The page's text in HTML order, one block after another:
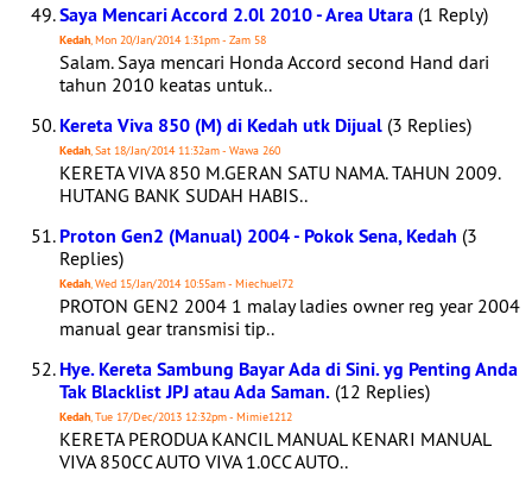
Saya Mencari Accord 2.0l 2010 - Area Utara (1 Reply)
Kedah, Mon 20/Jan/2014 1:31pm - Zam 58
Salam. Saya mencari Honda Accord second Hand dari
tahun 2010 keatas untuk..
Kereta Viva 850 (M) di Kedah utk Dijual (3 Replies)
Kedah, Sat 18/Jan/2014 11:32am - Wawa 260
KERETA VIVA 850 M.GERAN SATU NAMA. TAHUN 2009.
HUTANG BANK SUDAH HABIS..
Proton Gen2 (Manual) 2004 - Pokok Sena, Kedah (3
Replies)
Kedah, Wed 15/Jan/2014 10:55am - Miechuel72
PROTON GEN2 2004 1 malay ladies owner reg year 2004
manual gear transmisi tip..
Hye. Kereta Sambung Bayar Ada di Sini. yg Penting Anda
Tak Blacklist JPJ atau Ada Saman. (12 Replies)
Kedah, Tue 17/Dec/2013 12:32pm - Mimie1212
KERETA PERODUA KANCIL MANUAL KENARI MANUAL
VIVA 850CC AUTO VIVA 1.0CC AUTO..